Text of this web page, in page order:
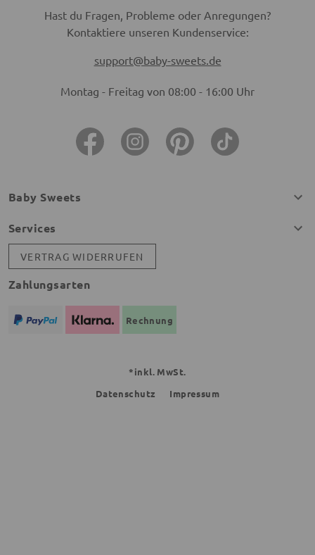
Hast du Fragen, Probleme oder Anregungen?
Kontaktiere unseren Kundenservice:
support@baby-sweets.de
Montag - Freitag von 08:00 - 16:00 Uhr
Baby Sweets
Services
VERTRAG WIDERRUFEN
Zahlungsarten
Rechnung
*inkl. MwSt.
Datenschutz
Impressum